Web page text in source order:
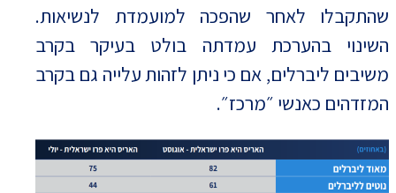
שהתקבלו לאחר שהפכה למועמדת לנשיאות.
השינוי בהערכת עמדתה בולט בעיקר בקרב
משיבים ליברלים, אם כי ניתן לזהות עלייה גם בקרב
המזדהים כאנשי ״מרכז״.